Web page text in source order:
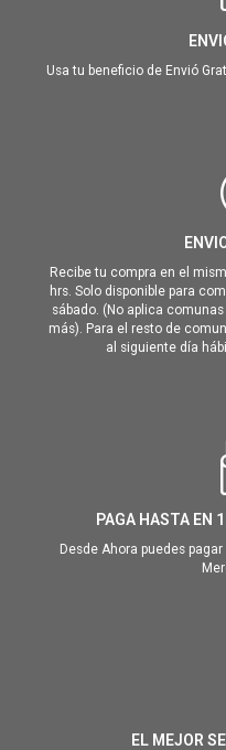
Usa tu beneficio de Envió
Recibe tu compra en el
hrs. Solo disponible para
sábado. (No aplica
más). Para el resto de
al siguiente día
PAGA HASTA EN
Desde Ahora puedes
EL MEJOR